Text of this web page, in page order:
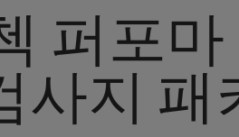
퍼포
사지 패